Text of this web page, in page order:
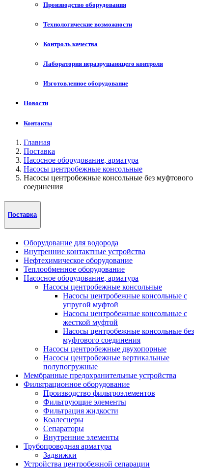
Производство оборудования
Технологические возможности
Контроль качества
Лаборатория неразрушающего контроля
Изготовленное оборудование
Новости
Контакты
Главная
Поставка
Насосное оборудование, арматура
Насосы центробежные консольные
Насосы центробежные консольные без муфтового
соединения
Поставка
Оборудование для водорода
Внутренние контактные устройства
Нефтехимическое оборудование
Теплообменное оборудование
Насосное оборудование, арматура
Насосы центробежные консольные
Насосы центробежные консольные с
упругой муфтой
Насосы центробежные консольные с
жесткой муфтой
Насосы центробежные консольные без
муфтового соединения
Насосы центробежные двухопорные
Насосы центробежные вертикальные
полупогружные
Мембранные предохранительные устройства
Фильтрационное оборудование
Производство фильтроэлементов
Фильтрующие элементы
Фильтрация жидкости
Коалесцеры
Сепараторы
Внутренние элементы
Трубопроводная арматура
Задвижки
Устройства центробежной сепарации